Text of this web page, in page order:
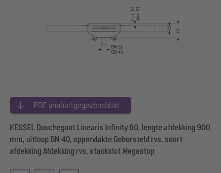
PDF productgegevensblad
KESSEL Douchegoot Linearis Infinity 60, lengte afdekking 900
mm, uitloop DN 40, oppervlakte Geborsteld rvs, soort
afdekking Afdekking rvs, stankslot Megastop